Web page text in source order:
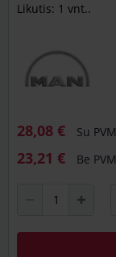
Likutis: 1 vnt..
28,08 € Su PVM
23,21 € Be PVM